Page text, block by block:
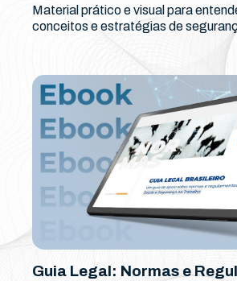
Material prático e visual para
conceitos e estratégias de
Guia Legal: Normas e